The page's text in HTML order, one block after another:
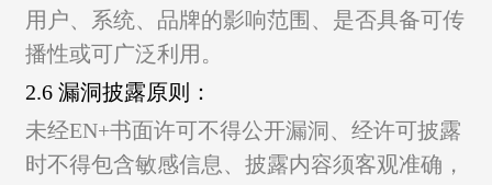
用户、系统、品牌的影响范围、 是否具备可传
播性或可广泛利用。
2.6 漏洞披露原则：
未经EN+书面许可不得公开漏洞、经许可披露
时不得包含敏感信息、披露内容须客观准确，